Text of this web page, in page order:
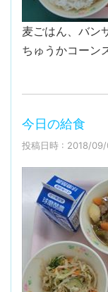
麦ごはん、バン
ちゅうかコーン
今日の給食
投稿日時 : 2018/